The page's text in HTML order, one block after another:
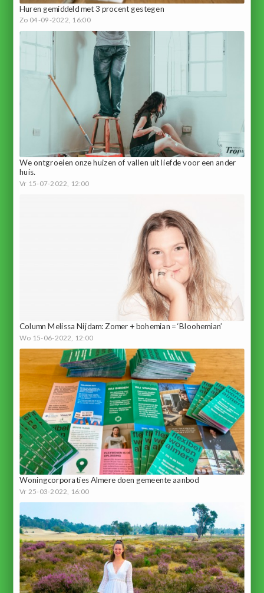
Huren gemiddeld met 3 procent gestegen
Zo 04-09-2022, 16:00
We ontgroeien onze huizen of vallen uit liefde voor een ander
huis.
Vr 15-07-2022, 12:00
Column Melissa Nijdam: Zomer + bohemian = ‘Bloohemian’
Wo 15-06-2022, 12:00
Woningcorporaties Almere doen gemeente aanbod
Vr 25-03-2022, 16:00